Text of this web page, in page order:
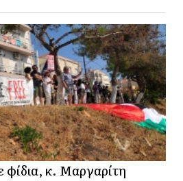
φίδια, κ. Μαργαρίτη